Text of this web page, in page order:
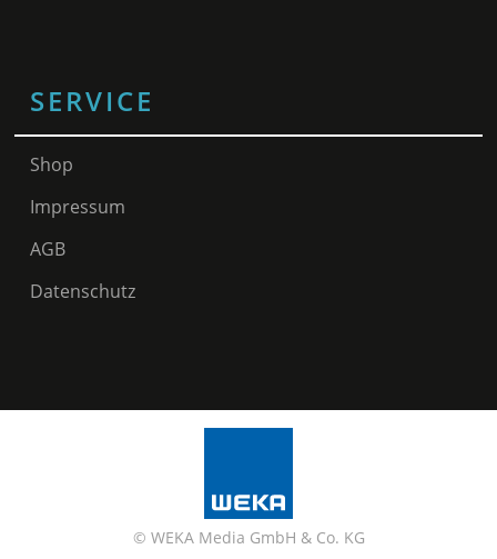
SERVICE
Shop
Impressum
AGB
Datenschutz
© WEKA Media GmbH & Co. KG